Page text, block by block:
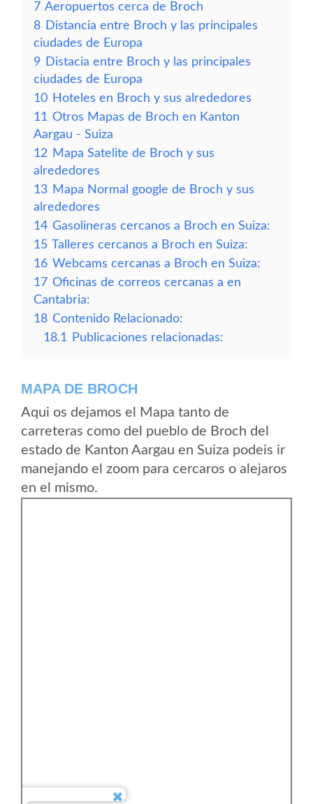
7 Aeropuertos cerca de Broch
8 Distancia entre Broch y las principales
ciudades de Europa
9 Distacia entre Broch y las principales
ciudades de Europa
10 Hoteles en Broch y sus alrededores
11 Otros Mapas de Broch en Kanton
Aargau - Suiza
12 Mapa Satelite de Broch y sus
alrededores
13 Mapa Normal google de Broch y sus
alrededores
14 Gasolineras cercanos a Broch en Suiza:
15 Talleres cercanos a Broch en Suiza:
16 Webcams cercanas a Broch en Suiza:
17 Oficinas de correos cercanas a en
Cantabria:
18 Contenido Relacionado:
18.1
Publicaciones relacionadas:
MAPA DE BROCH
Aqui os dejamos el Mapa tanto de
carreteras como del pueblo de Broch del
estado de Kanton Aargau en Suiza podeis ir
manejando el zoom para cercaros o alejaros
en el mismo.